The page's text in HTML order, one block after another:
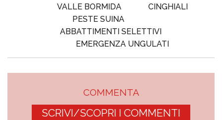
VALLE BORMIDA
CINGHIALI
PESTE SUINA
ABBATTIMENTI SELETTIVI
EMERGENZA UNGULATI
COMMENTA
SCRIVI/SCOPRI I COMMENTI